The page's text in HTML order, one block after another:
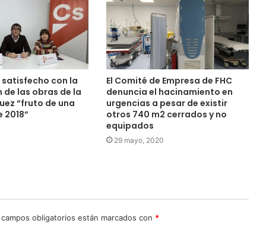
con la
las obras de la
“fruto de una
El Comité de Empresa de FHC
denuncia el hacinamiento en
urgencias a pesar de existir
otros 740 m2 cerrados y no
equipados
29 mayo, 2020
obligatorios están marcados con *